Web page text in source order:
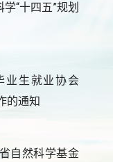
“十四五”规划
业生就业协会
的通知
自然科学基金